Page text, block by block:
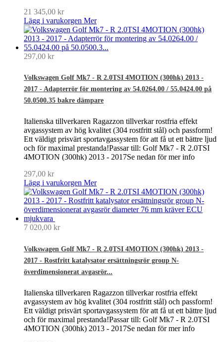
21 345,00 kr
Lägg i varukorgen Mer
297,00 kr
Volkswagen Golf Mk7 - R 2.0TSI 4MOTION (300hk) 2013 -
2017 - Adapterrör för montering av 54.0264.00 / 55.0424.00 på
50.0500.35 bakre dämpare
Italienska tillverkaren Ragazzon tillverkar rostfria effekt
avgassystem av hög kvalitet (304 rostfritt stål) och passform!
Ett väldigt prisvärt sportavgassystem för att få ut ett bättre ljud
och för maximal prestanda!Passar till: Golf Mk7 - R 2.0TSI
4MOTION (300hk) 2013 - 2017Se nedan för mer info
297,00 kr
Lägg i varukorgen Mer
7 020,00 kr
Volkswagen Golf Mk7 - R 2.0TSI 4MOTION (300hk) 2013 -
2017 - Rostfritt katalysator ersättningsrör group N-
överdimensionerat avgasrör...
Italienska tillverkaren Ragazzon tillverkar rostfria effekt
avgassystem av hög kvalitet (304 rostfritt stål) och passform!
Ett väldigt prisvärt sportavgassystem för att få ut ett bättre ljud
och för maximal prestanda!Passar till: Golf Mk7 - R 2.0TSI
4MOTION (300hk) 2013 - 2017Se nedan för mer info